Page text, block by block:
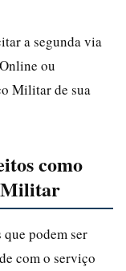
a segunda via
ou
Militar de sua
como
Militar
podem ser
com o serviço